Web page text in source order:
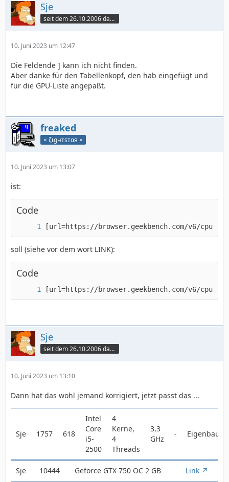
Sje
seit dem 26.10.2006 dabei
10. Juni 2023 um 12:47
Die Feldende ] kann ich nicht finden.
Aber danke für den Tabellenkopf, den hab eingefügt und
für die GPU-Liste angepaßt.
freaked
× ζιgнтѕтαя ×
10. Juni 2023 um 13:07
ist:
Code
[url=https://browser.geekbench.com/v6/
soll (siehe vor dem wort LINK):
Code
[url=https://browser.geekbench.com/v6/
Sje
seit dem 26.10.2006 dabei
10. Juni 2023 um 13:10
Dann hat das wohl jemand korrigiert, jetzt passt das ...
Sje 1757 618
Intel
Core
i5-
2500
4
Kerne,
4
Threads
3,3
GHz
- Eigenbau
Sje 10444 Geforce GTX 750 OC 2 GB Link